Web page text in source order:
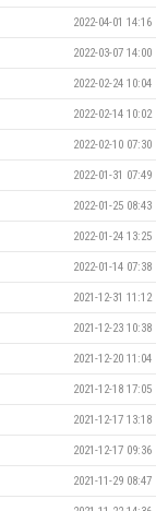
2022-04-01 14:16
2022-03-07 14:00
2022-02-24 10:04
2022-02-14 10:02
2022-02-10 07:30
2022-01-31 07:49
2022-01-25 08:43
2022-01-24 13:25
2022-01-14 07:38
2021-12-31 11:12
2021-12-23 10:38
2021-12-20 11:04
2021-12-18 17:05
2021-12-17 13:18
2021-12-17 09:36
2021-11-29 08:47